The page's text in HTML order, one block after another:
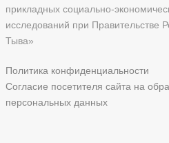
прикладных социально-
исследований при Правительстве
Тыва»
Политика конфиденциальности
Согласие посетителя сайта на
персональных данных